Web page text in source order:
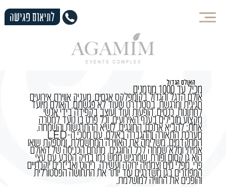
לתיאום פגישה
האולם הגדול
מכיל עד 1000 מוזמנים
אולם הדגל והגדול בקומפלקס אגמים, מעניק אווירת אירועים
חגיגית ומרגשת, בסטנדרט שעוד לא פגשתם. האולם מיועד
לחתונות, כנסים, הופעות ועוד ועוצב בקפידה בידי אנשי
מקצוע מובילים בענף האירועים, וכל פרט בו נועד למטרה
אחת: להביא אתכם, החוגגים, לשיא ההתרגשות והשמחה.
מערכת התאורה וההגברה באולם, עם מסכי ה-LED
המתקדמים, משלימה את האווירה המחשמלת, ומספקת שואו
אמיתי ומלא שמחה לכל החוגגים. מתחם הכניסה של האולם
הוא גן קסום ופורח, שמרגיש ממש כמו בחיק הטבע עם עצי
פרי, מפלי מים וצמחיה ירוקה ועשירה. ריהוט ואביזרים יוקרתיים
המפוזרים בגן משדרגים עוד יותר את התחושה הפסטורלית
והופכים את החוויה למושלמת.